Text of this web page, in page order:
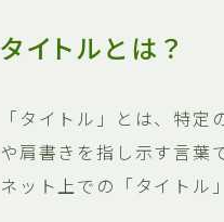
タイトルとは？
「タイトル」とは、特
や肩書きを指し示す言葉
ネット上での「タイトル